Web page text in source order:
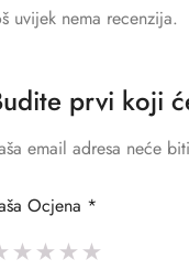
uvijek nema recenzija.
prvi koji
email adresa neće
Ocjena *